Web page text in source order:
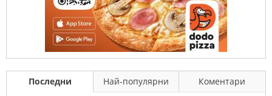
Последни Най-популярни
Коментари